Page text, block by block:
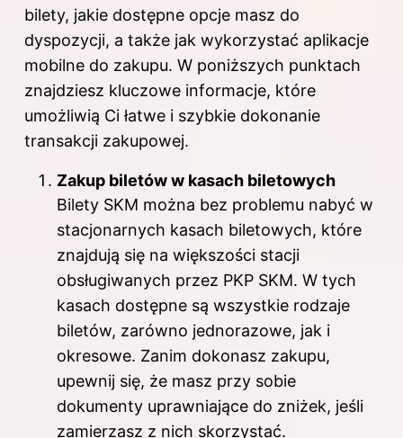
bilety, jakie dostępne opcje masz do
dyspozycji, a także jak wykorzystać aplikacje
mobilne do zakupu. W poniższych punktach
znajdziesz kluczowe informacje, które
umożliwią Ci łatwe i szybkie dokonanie
transakcji zakupowej.
Zakup biletów w kasach biletowych
Bilety SKM można bez problemu nabyć w
stacjonarnych kasach biletowych, które
znajdują się na większości stacji
obsługiwanych przez PKP SKM. W tych
kasach dostępne są wszystkie rodzaje
biletów, zarówno jednorazowe, jak i
okresowe. Zanim dokonasz zakupu,
upewnij się, że masz przy sobie
dokumenty uprawniające do zniżek, jeśli
zamierzasz z nich skorzystać.